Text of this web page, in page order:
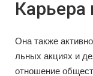
Карьера
Она также
льных акциях и
отношение